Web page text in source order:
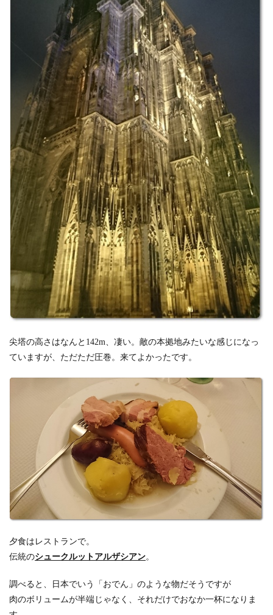
尖塔の高さはなんと142m、凄い。 敵の本拠地みたいな感じになっ
ていますが、 ただただ圧巻。来てよかったです。
夕食はレストランで。
伝統のシュークルットアルザシアン。
調べると、日本でいう「おでん」のような物だそうですが
肉のボリュームが半端じゃなく、それだけでおなか一杯になりま